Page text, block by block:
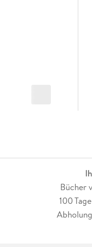
Bücher
100